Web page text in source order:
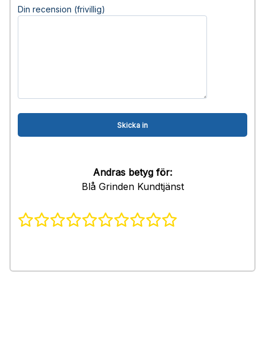
Din recension (frivillig)
Andras betyg för:
Blå Grinden Kundtjänst